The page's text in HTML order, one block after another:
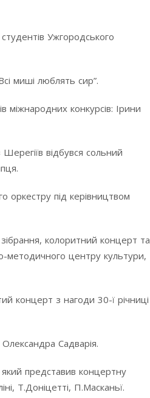
Ужгородського
миші люблять сир”.
міжнародних конкурсів: Ірини
відбувся сольний
оркестру під керівництвом
колоритний концерт та
методичного центру культури,
концерт з нагоди 30-ї річниці
Садварія.
який представив концертну
Т.Доніцетті, П.Масканьї.